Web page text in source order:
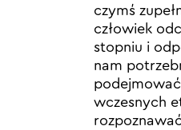
czymś
człowiek
stopniu i
nam
podejmować
wczesnych